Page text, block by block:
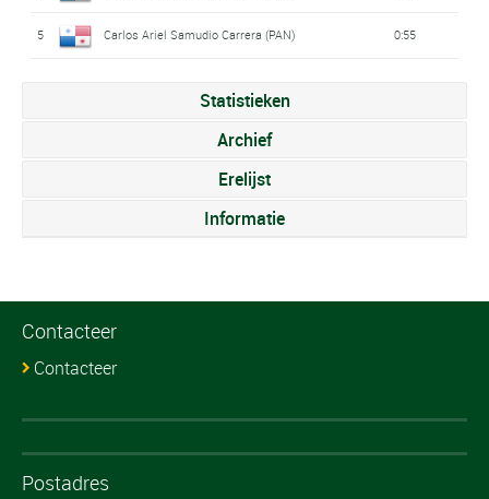
5 Carlos Ariel Samudio Carrera (PAN) 0:55
Statistieken
Archief
Erelijst
Informatie
Contacteer
Contacteer
Postadres